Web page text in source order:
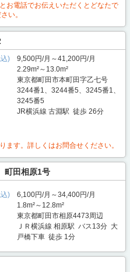
お電話でお伝えいただくとどなたで
い。
)
9,500円/月～41,200円/月
2.29m²～13.0m²
東京都町田市本町田字乙七号
3244番1、3244番5、3245番1、
3245番5
JR横浜線 古淵駅 徒歩 26分
ます。詳しくはお問合せください。
町田相原1号
)
6,100円/月～34,400円/月
1.8m²～12.8m²
東京都町田市相原4473周辺
ＪＲ横浜線 相原駅 バス13分 大
戸橋下車 徒歩 1分